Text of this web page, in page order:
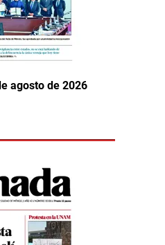
agosto de 2026